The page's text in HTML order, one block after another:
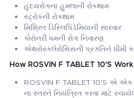
હૃદયરોગના હુમલાની રોકથામ
સ્ટ્રોકની રોકથામ
મિશ્રિત ડિસ્લિપિડેમિયાની સારવાર
કોરોનરી ધમની રોગ નિવારણ
એથરોસ્ક્લેરોસિસની પ્રગતિને ધીમી
How ROSVIN F TABLET 10'S
ROSVIN F TABLET 10'S એ એક
ના સ્તરને નિયંત્રિત કરવા માટે